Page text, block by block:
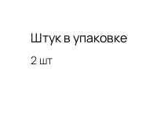
Штук в упаковке
2 шт